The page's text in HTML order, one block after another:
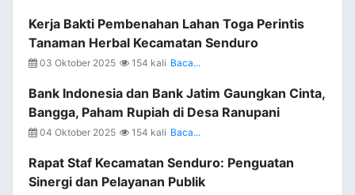
Kerja Bakti Pembenahan Lahan Toga Perintis
Tanaman Herbal Kecamatan Senduro
03 Oktober 2025 154 kali Baca...
Bank Indonesia dan Bank Jatim Gaungkan Cinta,
Bangga, Paham Rupiah di Desa Ranupani
04 Oktober 2025 154 kali Baca...
Rapat Staf Kecamatan Senduro: Penguatan
Sinergi dan Pelayanan Publik